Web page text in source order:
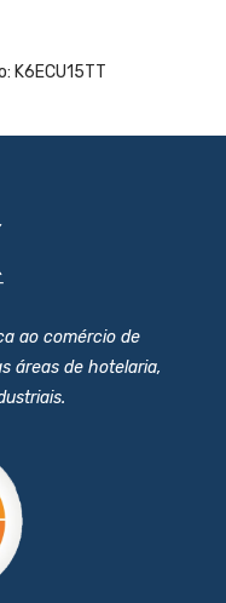
K6ECU15TT
ao comércio de
áreas de hotelaria,